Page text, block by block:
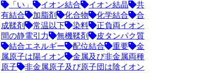
「い」
イオン結合 イオン結晶
共
有結合
加脂剤 化合物 化学結合
合
成鞣剤
常温以下 染料
正負両イオン
間の静電引力
無機鞣剤
皮タンパク質
結合エネルギー
配位結合 重要
金
属原子は陽イオン
金属及び非金属両種
原子
非金属原子及び原子団は陰イオン